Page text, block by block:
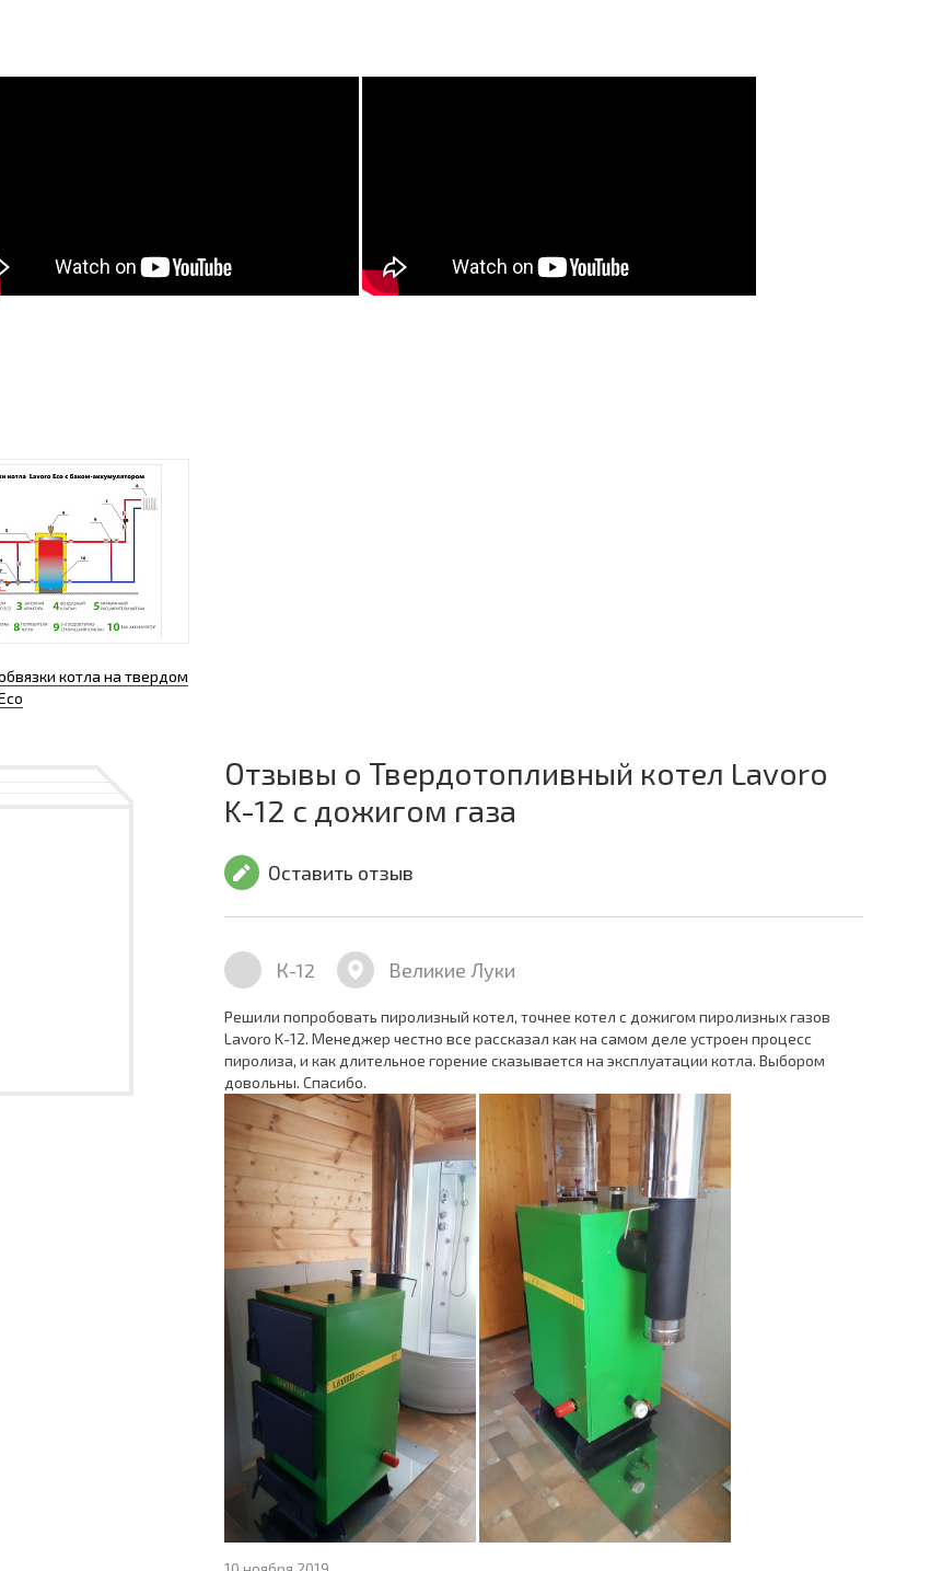
котла на твердом
Отзывы о Твердотопливный котел Lavoro
K-12 с дожигом газа
Оставить отзыв
К-12 Великие Луки
Решили попробовать пиролизный котел, точнее котел с дожигом пиролизных газов
Lavoro K-12. Менеджер честно все рассказал как на самом деле устроен процесс
пиролиза, и как длительное горение сказывается на эксплуатации котла. Выбором
довольны. Спасибо.